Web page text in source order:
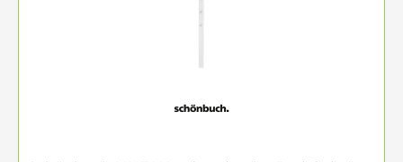
(Wandhaken, Schirmständer, Kleiderbügel